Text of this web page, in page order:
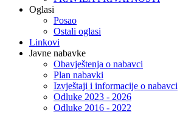
Oglasi
Posao
Ostali oglasi
Linkovi
Javne nabavke
Obavještenja o nabavci
Plan nabavki
Izvještaji i informacije o nabavci
Odluke 2023 - 2026
Odluke 2016 - 2022